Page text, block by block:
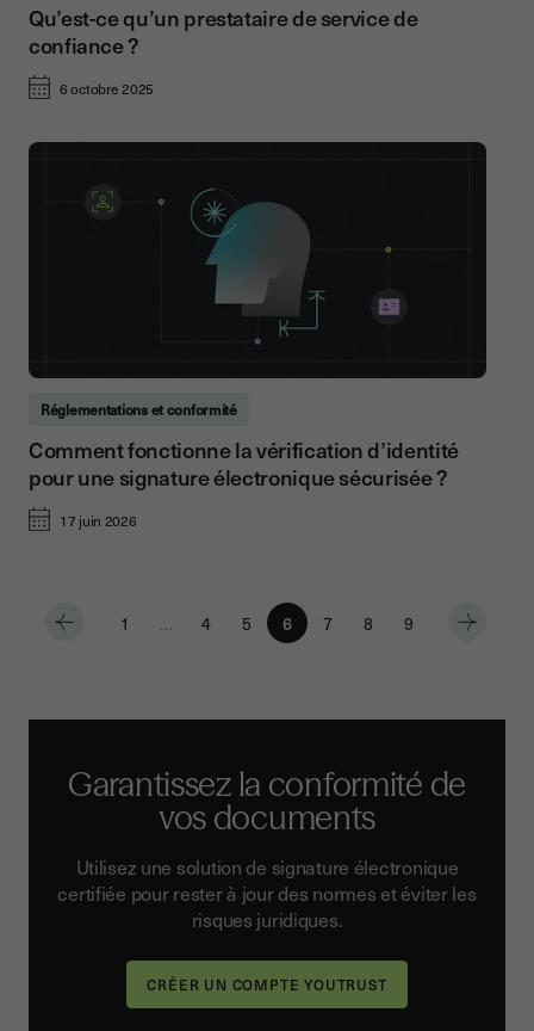
Qu’est-ce qu’un prestataire de service de
confiance ?
6 octobre 2025
Réglementations et conformité
Comment fonctionne la vérification d’identité
pour une signature électronique sécurisée ?
17 juin 2026
1 … 4 5 6 7 8 9
Garantissez la conformité de
vos documents
Utilisez une solution de signature électronique
certifiée pour rester à jour des normes et éviter les
risques juridiques.